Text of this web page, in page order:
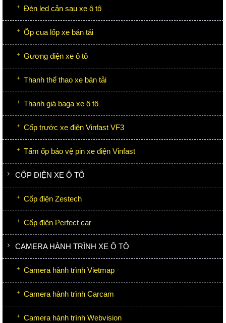
Đèn led cản sau xe ô tô
Ốp cua lốp xe bán tải
Gương điện xe ô tô
Thanh thể thao xe bán tải
Thanh giá baga xe ô tô
Cốp trước xe điện Vinfast VF3
Tấm ốp bảo vệ pin xe điện Vinfast
CỐP ĐIỆN XE Ô TÔ
Cốp điện Zestech
Cốp điện Perfect car
CAMERA HÀNH TRÌNH XE Ô TÔ
Camera hành trình Vietmap
Camera hành trình Carcam
Camera hành trình Webvision